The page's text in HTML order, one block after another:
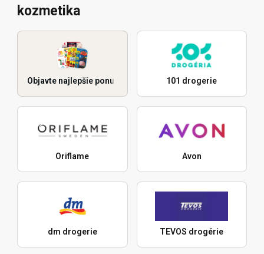
kozmetika
Objavte najlepšie ponuky 101 drogerie
Oriflame Avon
dm drogerie TEVOS drogérie